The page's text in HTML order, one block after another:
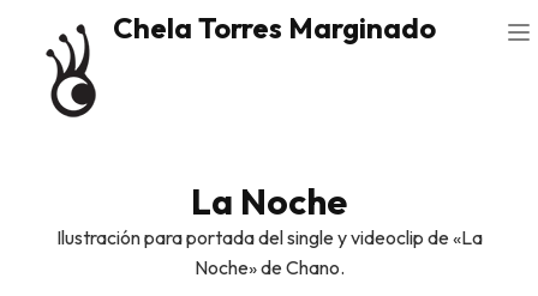
Chela Torres Marginado
La Noche
Ilustración para portada del single y videoclip de «La
Noche» de Chano.